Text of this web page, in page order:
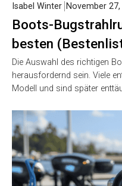
Boots-
besten
Isabel Winter November
Die Auswahl des richtigen
herausfordernd sein. Viele
Modell und sind später